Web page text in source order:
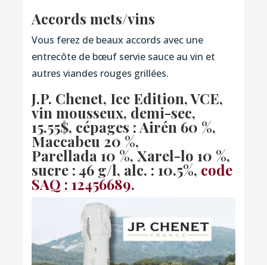
Accords mets/vins
Vous ferez de beaux accords avec une
entrecôte de bœuf servie sauce au vin et
autres viandes rouges grillées.
J.P. Chenet, Ice Edition, VCE,
vin mousseux, demi-sec,
15.55$, cépages :Airén 60 %,
Maccabeu 20 %,
Parellada 10 %, Xarel-lo 10 %,
sucre : 46 g/l, alc. : 10.5%, code
SAQ : 12456689.